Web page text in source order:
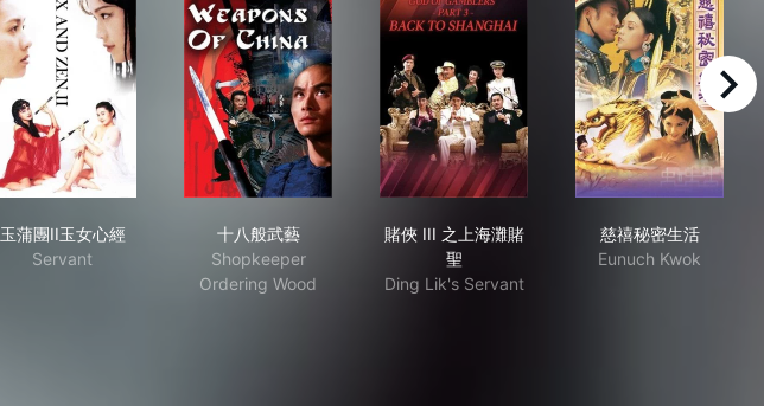
玉蒲團II玉女心經
Servant
十八般武藝
Shopkeeper
Ordering Wood
賭俠 III 之上海灘賭
聖
Ding Lik's Servant
慈禧秘密生活
Eunuch Kwok
right